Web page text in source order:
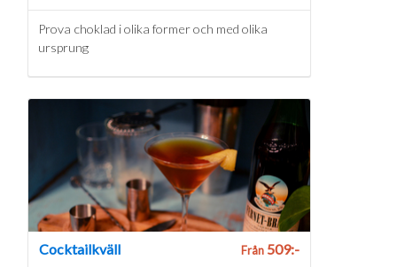
Prova choklad i olika former och med olika
ursprung
Cocktailkväll Från509:-